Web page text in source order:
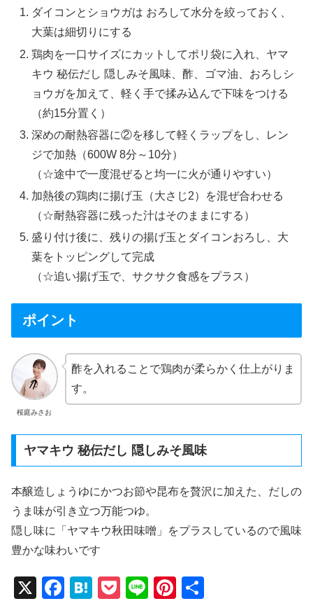
ダイコンとショウガは おろして水分を絞っておく、
大葉は細切りにする
鶏肉を一口サイズにカットしてポリ袋に入れ、ヤマ
キウ 秘伝だし 隠しみそ風味、酢、ゴマ油、おろしシ
ョウガを加えて、軽く手で揉み込んで下味をつける
（約15分置く）
深めの耐熱容器に②を移して軽くラップをし、レン
ジで加熱（600W 8分～10分）
（☆途中で一度混ぜると均一に火が通りやすい）
加熱後の鶏肉に揚げ玉（大さじ2）を混ぜ合わせる
（☆耐熱容器に残った汁はそのままにする）
盛り付け後に、残りの揚げ玉とダイコンおろし、大
葉をトッピングして完成
（☆追い揚げ玉で、サクサク食感をプラス）
ポイント
桜庭みさお
酢を入れることで鶏肉が柔らかく仕上がりま
す。
ヤマキウ 秘伝だし 隠しみそ風味
本醸造しょうゆにかつお節や昆布を贅沢に加えた、だしの
うま味が引き立つ万能つゆ。
隠し味に「ヤマキウ秋田味噌」をプラスしているので風味
豊かな味わいです
X
F
H
P
Li
Pi